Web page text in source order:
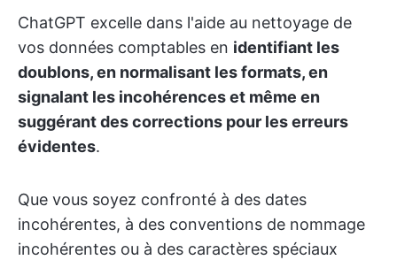
ChatGPT excelle dans l'aide au nettoyage de
vos données comptables en identifiant les
doublons, en normalisant les formats, en
signalant les incohérences et même en
suggérant des corrections pour les erreurs
évidentes.
Que vous soyez confronté à des dates
incohérentes, à des conventions de nommage
incohérentes ou à des caractères spéciaux